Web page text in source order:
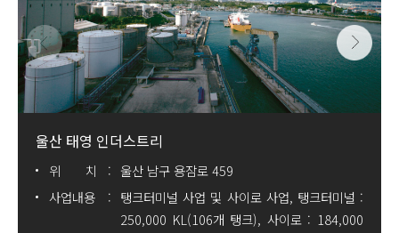
울산 태영 인더스트리
위 치
울산 남구 용잠로 459
사업내용
탱크터미널 사업 및 사이로 사업, 탱크터미널 :
250,000 KL(106개 탱크), 사이로 : 184,000